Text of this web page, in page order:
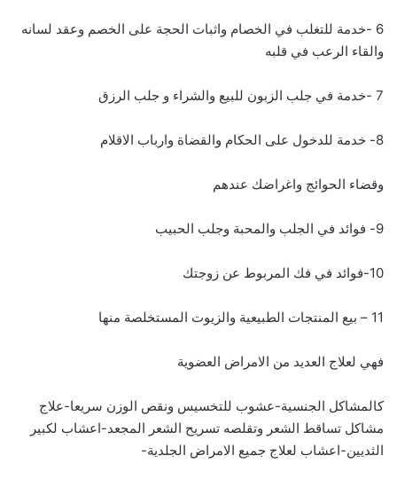
6 -خدمة للتغلب في الخصام واثبات الحجة على الخصم وعقد لسانه
والقاء الرعب في قلبه
7 -خدمة في جلب الزبون للبيع والشراء و جلب الرزق
8- خدمة للدخول على الحكام والقضاة وارباب الاقلام
وقضاء الحوائج واغراضك عندهم
9- فوائد في الجلب والمحبة وجلب الحبيب
10-فوائد في فك المربوط عن زوجتك
11 – بيع المنتجات الطبيعية والزيوت المستخلصة منها
فهي لعلاج العديد من الامراض العضوية
كالمشاكل الجنسية-عشوب للتخسيس ونقص الوزن سريعا-علاج
مشاكل تساقط الشعر وتقلصه تسريح الشعر المجعد-اعشاب لكبير
الثديين-اعشاب لعلاج جميع الامراض الجلدية-